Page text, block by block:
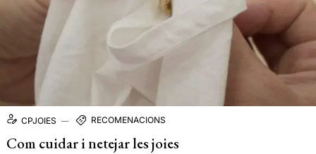
CPJOIES RECOMENACIONS
Com cuidar i netejar les joies